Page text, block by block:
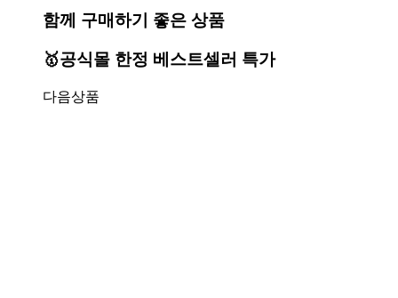
함께 구매하기 좋은 상품
🥇공식몰 한정 베스트셀러 특가
다음상품